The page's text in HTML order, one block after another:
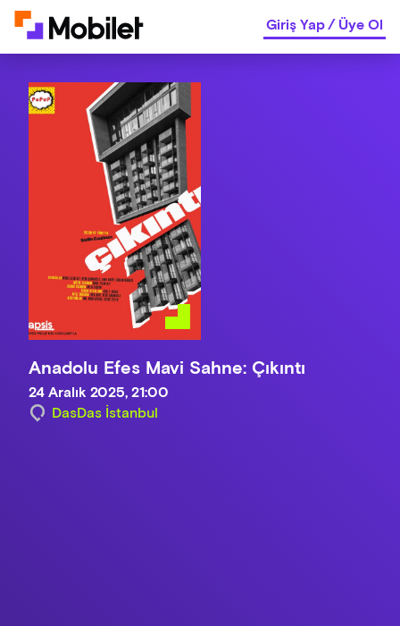
Giriş Yap/Üye Ol
Anadolu Efes Mavi Sahne: Çıkıntı
24 Aralık 2025, 21:00
DasDas İstanbul